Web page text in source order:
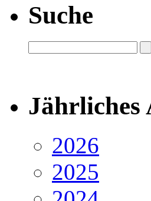
Suche
Jährliches
2026
2025